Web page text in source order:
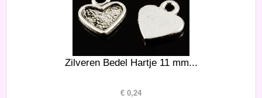
Zilveren Bedel Hartje 11 mm...
€ 0,24